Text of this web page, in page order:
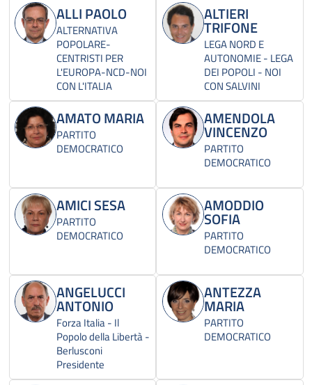
ALLI PAOLO
ALTERNATIVA
POPOLARE-
CENTRISTI PER
L'EUROPA-NCD-NOI
CON L'ITALIA
ALTIERI
TRIFONE
LEGA NORD E
AUTONOMIE - LEGA
DEI POPOLI - NOI
CON SALVINI
AMATO MARIA
PARTITO
DEMOCRATICO
AMENDOLA
VINCENZO
PARTITO
DEMOCRATICO
AMICI SESA
PARTITO
DEMOCRATICO
AMODDIO
SOFIA
PARTITO
DEMOCRATICO
ANGELUCCI
ANTONIO
Forza Italia - Il
Popolo della Libertà -
Berlusconi
Presidente
ANTEZZA
MARIA
PARTITO
DEMOCRATICO